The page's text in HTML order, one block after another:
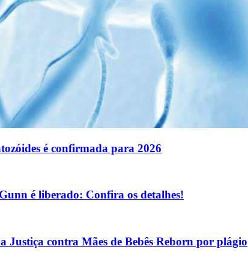
é confirmada para 2026
é liberado: Confira os detalhes!
Justiça contra Mães de Bebês Reborn por plágio